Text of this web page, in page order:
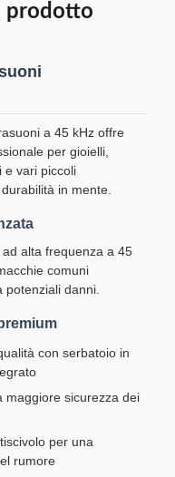
prodotto
a 45 kHz offre
per gioielli,
e vari piccoli
in mente.
alta frequenza a 45
comuni
danni.
con serbatoio in
maggiore sicurezza dei
per una
rumore